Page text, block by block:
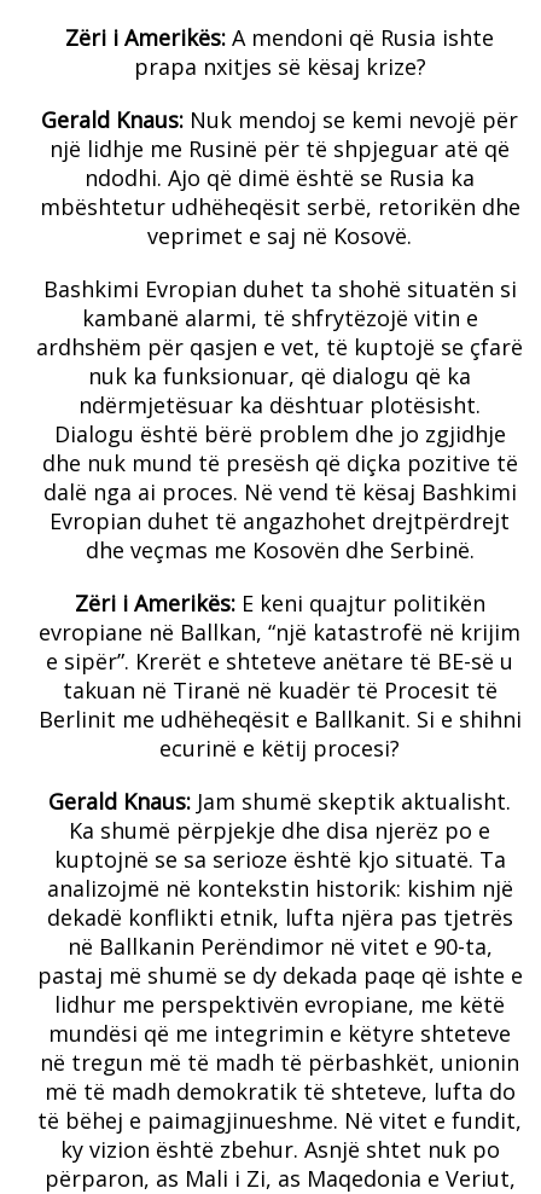
Zëri i Amerikës: A mendoni që Rusia ishte
prapa nxitjes së kësaj krize?
Gerald Knaus: Nuk mendoj se kemi nevojë për
një lidhje me Rusinë për të shpjeguar atë që
ndodhi. Ajo që dimë është se Rusia ka
mbështetur udhëheqësit serbë, retorikën dhe
veprimet e saj në Kosovë.
Bashkimi Evropian duhet ta shohë situatën si
kambanë alarmi, të shfrytëzojë vitin e
ardhshëm për qasjen e vet, të kuptojë se çfarë
nuk ka funksionuar, që dialogu që ka
ndërmjetësuar ka dështuar plotësisht.
Dialogu është bërë problem dhe jo zgjidhje
dhe nuk mund të presësh që diçka pozitive të
dalë nga ai proces. Në vend të kësaj Bashkimi
Evropian duhet të angazhohet drejtpërdrejt
dhe veçmas me Kosovën dhe Serbinë.
Zëri i Amerikës:E keni quajtur politikën
evropiane në Ballkan, “një katastrofë në krijim
e sipër”. Krerët e shteteve anëtare të BE-së u
takuan në Tiranë në kuadër të Procesit të
Berlinit me udhëheqësit e Ballkanit. Si e shihni
ecurinë e këtij procesi?
Gerald Knaus: Jam shumë skeptik aktualisht.
Ka shumë përpjekje dhe disa njerëz po e
kuptojnë se sa serioze është kjo situatë. Ta
analizojmë në kontekstin historik: kishim një
dekadë konflikti etnik, lufta njëra pas tjetrës
në Ballkanin Perëndimor në vitet e 90-ta,
pastaj më shumë se dy dekada paqe që ishte e
lidhur me perspektivën evropiane, me këtë
mundësi që me integrimin e këtyre shteteve
në tregun më të madh të përbashkët, unionin
më të madh demokratik të shteteve, lufta do
të bëhej e paimagjinueshme. Në vitet e fundit,
ky vizion është zbehur. Asnjë shtet nuk po
përparon, as Mali i Zi, as Maqedonia e Veriut,